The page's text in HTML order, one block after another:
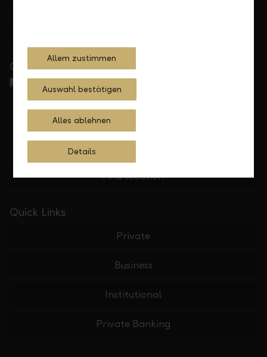
Close to you
Find location
Quick Links
Private
Business
Institutional
Private Banking
Allem zustimmen
Auswahl bestätigen
Alles ablehnen
Details